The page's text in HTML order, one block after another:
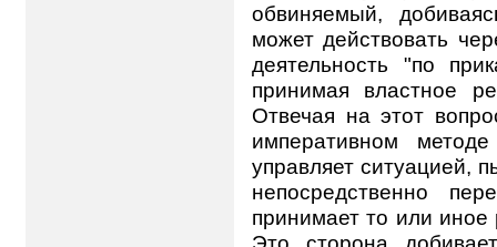
обвиняемый,
может действовать
деятельность "по
принимая властное
Отвечая на этот
императивном
управляет ситуацией,
непосредственно
принимает то или